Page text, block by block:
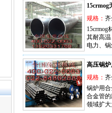
15crmog
规格： 齐
其耐高
电力、
高压锅
规格： 齐
锅炉用
合金管
领域扩